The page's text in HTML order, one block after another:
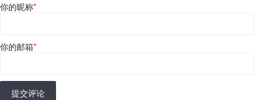
你的昵称*
你的邮箱*
提交评论